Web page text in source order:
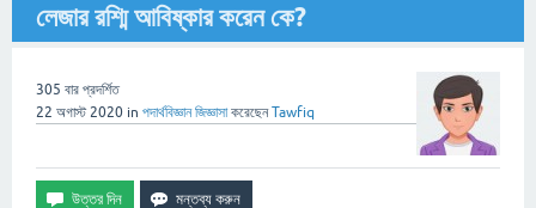
লেজার রশ্মি আবিষ্কার করেন কে?
305 বার প্রদর্শিত
22 অগাস্ট 2020 in পদার্থবিজ্ঞান জিজ্ঞাসা করেছেনTawfiq